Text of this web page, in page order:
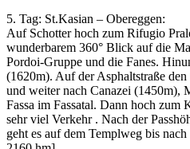
5. Tag: St.Kasian – Obereggen:
Auf Schotter hoch zum Rifugio
wunderbarem 360° Blick auf die
Pordoi-Gruppe und die Fanes.
(1620m). Auf der Asphaltstraße
und weiter nach Canazei (1450m),
Fassa im Fassatal. Dann hoch zum
sehr viel Verkehr . Nach der
geht es auf dem Templweg bis